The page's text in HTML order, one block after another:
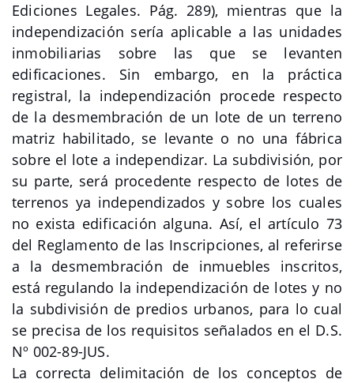
Ediciones Legales. Pág. 289), mientras que la
independización sería aplicable a las unidades
inmobiliarias sobre las que se levanten
edificaciones. Sin embargo, en la práctica
registral, la independización procede respecto
de la desmembración de un lote de un terreno
matriz habilitado, se levante o no una fábrica
sobre el lote a independizar. La subdivisión, por
su parte, será procedente respecto de lotes de
terrenos ya independizados y sobre los cuales
no exista edificación alguna. Así, el artículo 73
del Reglamento de las Inscripciones, al referirse
a la desmembración de inmuebles inscritos,
está regulando la independización de lotes y no
la subdivisión de predios urbanos, para lo cual
se precisa de los requisitos señalados en el D.S.
Nº 002-89-JUS.
La correcta delimitación de los conceptos de